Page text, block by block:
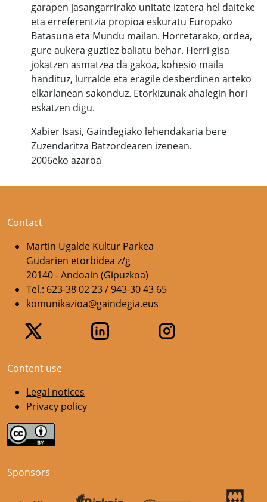
garapen jasangarrirako unitate izatera hel daiteke
eta erreferentzia propioa eskuratu Europako
Batasuna eta Mundu mailan. Horretarako, ordea,
gure aukera guztiez baliatu behar. Herri gisa
jokatzen asmatzea da gakoa, kohesio maila
handituz, lurralde eta eragile desberdinen arteko
elkarlanean sakonduz. Etorkizunak ahalegin hori
eskatzen digu.
Xabier Isasi, Gaindegiako lehendakaria bere
Zuzendaritza Batzordearen izenean.
2006eko azaroa
Contact
Martin Ugalde Kultur Parkea
Gudarien etorbidea z/g
20140 - Andoain (Gipuzkoa)
Tel.: 623-38 02 23 / 943-30 43 65
komunikazioa@gaindegia.eus
Content use
Legal notices
Privacy policy
Sponsors